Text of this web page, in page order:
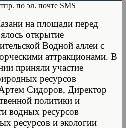
по эл. почте SMS
на площади перед
открытие
Водной аллеи с
аттракционами. В
приняли участие
ресурсов
Сидоров, Директор
политики и
водных ресурсов
ресурсов и экологии